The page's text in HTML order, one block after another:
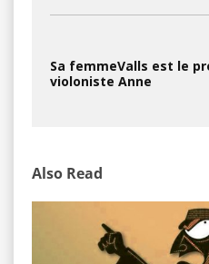
Sa femmeValls est le
violoniste Anne
Also Read